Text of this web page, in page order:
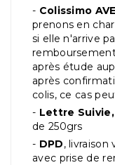
- Colissimo
prenons en
si elle n'arrive
après étude
après
colis, ce cas
- Lettre Suivie,
de 250grs
- DPD,
avec prise de